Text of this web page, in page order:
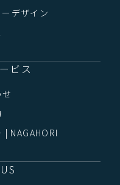
デザイン
ビス
| NAGAHORI